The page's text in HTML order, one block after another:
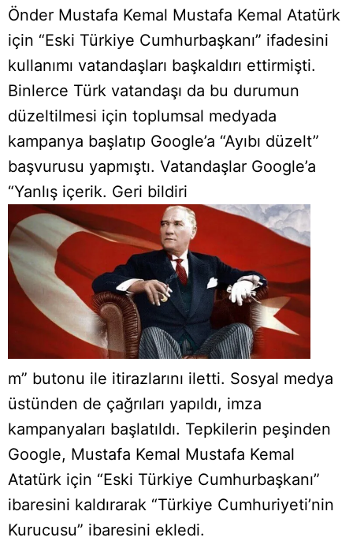
Önder Mustafa Kemal Mustafa Kemal Atatürk
için “Eski Türkiye Cumhurbaşkanı” ifadesini
kullanımı vatandaşları başkaldırı ettirmişti.
Binlerce Türk vatandaşı da bu durumun
düzeltilmesi için toplumsal medyada
kampanya başlatıp Google’a “Ayıbı düzelt”
başvurusu yapmıştı. Vatandaşlar Google’a
“Yanlış içerik. Geri bildiri
m” butonu ile itirazlarını iletti. Sosyal medya
üstünden de çağrıları yapıldı, imza
kampanyaları başlatıldı. Tepkilerin peşinden
Google, Mustafa Kemal Mustafa Kemal
Atatürk için “Eski Türkiye Cumhurbaşkanı”
ibaresini kaldırarak “Türkiye Cumhuriyeti’nin
Kurucusu” ibaresini ekledi.